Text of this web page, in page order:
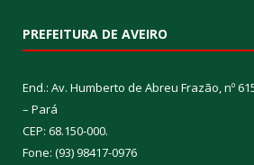
PREFEITURA DE AVEIRO
End.: Av. Humberto de Abreu Frazão, nº
– Pará
CEP: 68.150-000.
Fone: (93) 98417-0976